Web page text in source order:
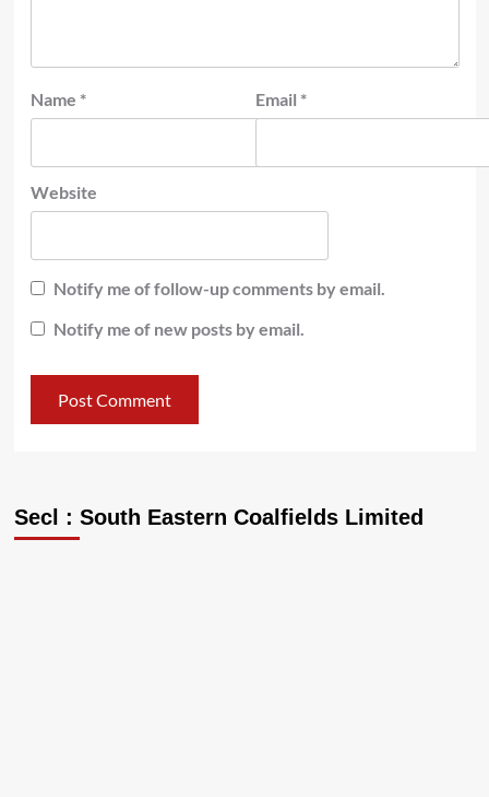
Name * Email *
Website
Notify me of follow-up comments by email.
Notify me of new posts by email.
Secl : South Eastern Coalfields Limited